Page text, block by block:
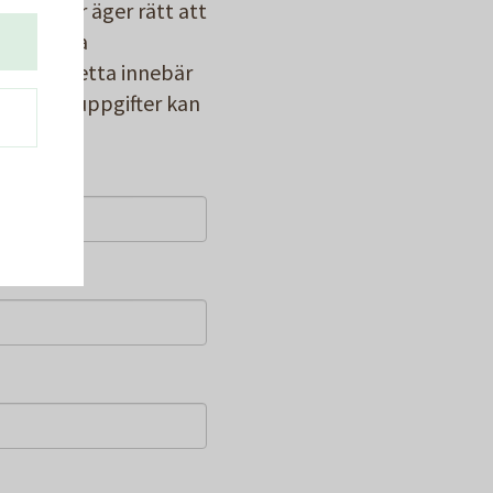
äger rätt att
fortsatta
Detta innebär
personuppgifter kan